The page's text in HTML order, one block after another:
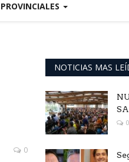
PROVINCIALES
0
NOTICIAS MAS
0